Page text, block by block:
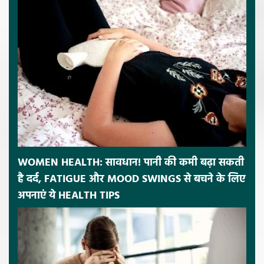
WOMEN HEALTH: सावधान! पानी की कमी बढ़ा सकती
है दर्द, FATIGUE और MOOD SWINGS से बचने के लिए
अपनाएं ये HEALTH TIPS